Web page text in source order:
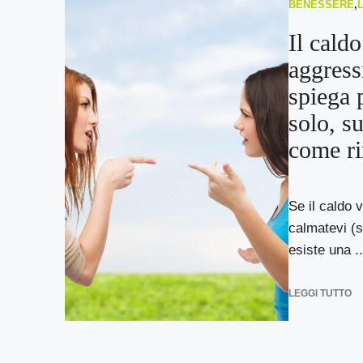
BENESSERE,
Il
spiega
solo,
come
Se il caldo
calmatevi
esiste una
LEGGI TUTTO